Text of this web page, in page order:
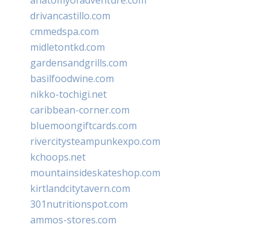
drivancastillo.com
cmmedspa.com
midletontkd.com
gardensandgrills.com
basilfoodwine.com
nikko-tochigi.net
caribbean-corner.com
bluemoongiftcards.com
rivercitysteampunkexpo.com
kchoops.net
mountainsideskateshop.com
kirtlandcitytavern.com
301nutritionspot.com
ammos-stores.com